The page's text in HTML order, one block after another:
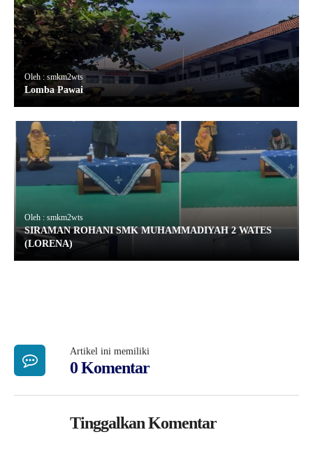
Oleh : smkm2wts
Lomba Pawai
Oleh : smkm2wts
SIRAMAN ROHANI SMK MUHAMMADIYAH 2 WATES
(LORENA)
Artikel ini memiliki
0 Komentar
Tinggalkan Komentar